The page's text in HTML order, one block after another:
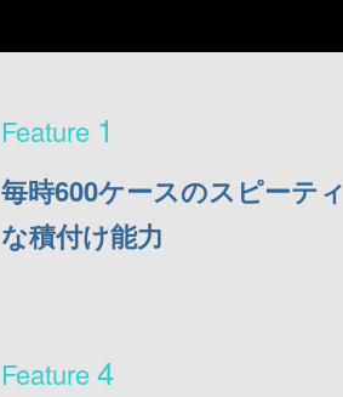
1
毎時600ケースのスピーティ
な積付け能力
4